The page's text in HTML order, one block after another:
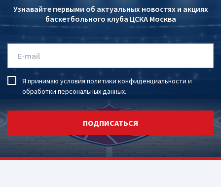
Узнавайте первыми об актуальных новостях и акциях
баскетбольного клуба ЦСКА Москва
Я принимаю условия политики конфиденциальности и
обработки персональных данных.
ПОДПИСАТЬСЯ